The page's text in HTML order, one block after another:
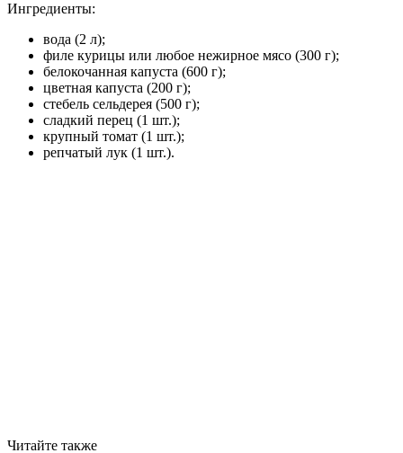
Ингредиенты:
вода (2 л);
филе курицы или любое нежирное мясо (300 г);
белокочанная капуста (600 г);
цветная капуста (200 г);
стебель сельдерея (500 г);
сладкий перец (1 шт.);
крупный томат (1 шт.);
репчатый лук (1 шт.).
Читайте также